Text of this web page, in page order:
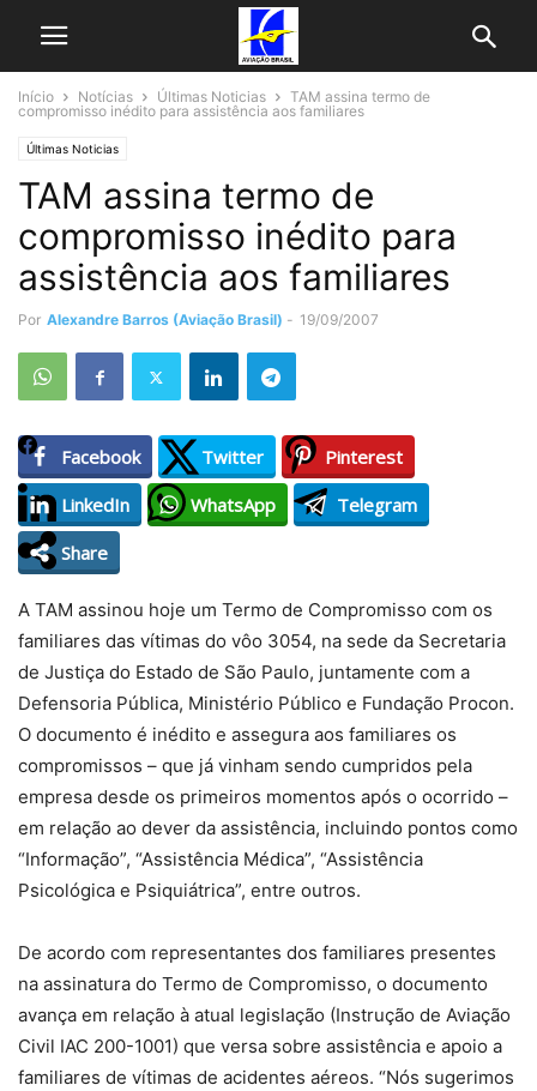
Início Notícias Últimas Noticias
TAM assina termo de
compromisso inédito para assistência aos familiares
Últimas Noticias
TAM assina termo de
compromisso inédito para
assistência aos familiares
Por Alexandre Barros (Aviação Brasil) - 19/09/2007
Facebook Twitter
Pinterest
LinkedIn
WhatsApp
Telegram
Share
A TAM assinou hoje um Termo de Compromisso com os
familiares das vítimas do vôo 3054, na sede da Secretaria
de Justiça do Estado de São Paulo, juntamente com a
Defensoria Pública, Ministério Público e Fundação Procon.
O documento é inédito e assegura aos familiares os
compromissos – que já vinham sendo cumpridos pela
empresa desde os primeiros momentos após o ocorrido –
em relação ao dever da assistência, incluindo pontos como
“Informação”, “Assistência Médica”, “Assistência
Psicológica e Psiquiátrica”, entre outros.
De acordo com representantes dos familiares presentes
na assinatura do Termo de Compromisso, o documento
avança em relação à atual legislação (Instrução de Aviação
Civil IAC 200-1001) que versa sobre assistência e apoio a
familiares de vítimas de acidentes aéreos. “Nós sugerimos